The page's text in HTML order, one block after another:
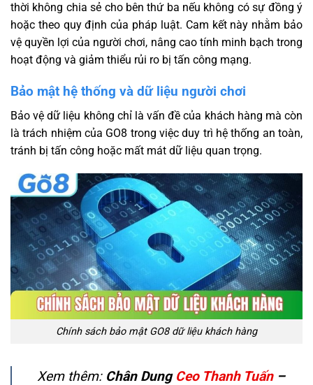
thời không chia sẻ cho bên thứ ba nếu không có sự đồng ý
hoặc theo quy định của pháp luật. Cam kết này nhằm bảo
vệ quyền lợi của người chơi, nâng cao tính minh bạch trong
hoạt động và giảm thiểu rủi ro bị tấn công mạng.
Bảo mật hệ thống và dữ liệu người chơi
Bảo vệ dữ liệu không chỉ là vấn đề của khách hàng mà còn
là trách nhiệm của GO8 trong việc duy trì hệ thống an toàn,
tránh bị tấn công hoặc mất mát dữ liệu quan trọng.
Chính sách bảo mật GO8 dữ liệu khách hàng
Xem thêm: Chân Dung Ceo Thanh Tuấn–